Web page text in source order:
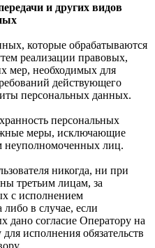
и других видов
которые обрабатываются
реализации правовых,
мер, необходимых для
действующего
персональных данных.
персональных
меры, исключающие
неуполномоченных лиц.
никогда, ни при
третьим лицам, за
с исполнением
либо в случае, если
дано согласие Оператору на
исполнения обязательств